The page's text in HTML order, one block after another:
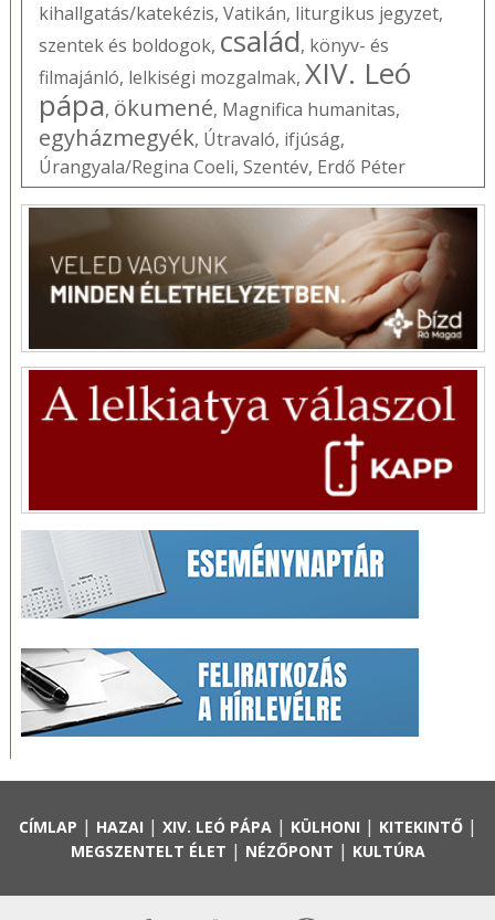
kihallgatás/katekézis, Vatikán, liturgikus jegyzet,
szentek és boldogok, család, könyv- és
filmajánló, lelkiségi mozgalmak, XIV. Leó
pápa, ökumené, Magnifica humanitas,
egyházmegyék, Útravaló, ifjúság,
Úrangyala/Regina Coeli, Szentév, Erdő Péter
CÍMLAP | HAZAI | XIV. LEÓ PÁPA| KÜLHONI | KITEKINTŐ|
MEGSZENTELT ÉLET | NÉZŐPONT | KULTÚRA